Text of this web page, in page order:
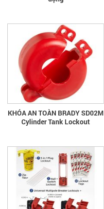
KHÓA AN TOÀN BRADY SD02M
Cylinder Tank Lockout